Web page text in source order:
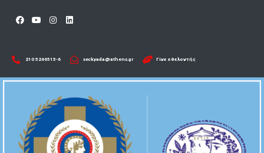
210 5246515-6​ seckyada@athens.gr Γίνε εθελοντής